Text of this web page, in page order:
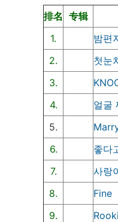
排名 专辑
1.
밤편
2.
첫눈
3.
4.
얼굴
5.
6.
좋다
7.
사랑
8.
Fine
9.